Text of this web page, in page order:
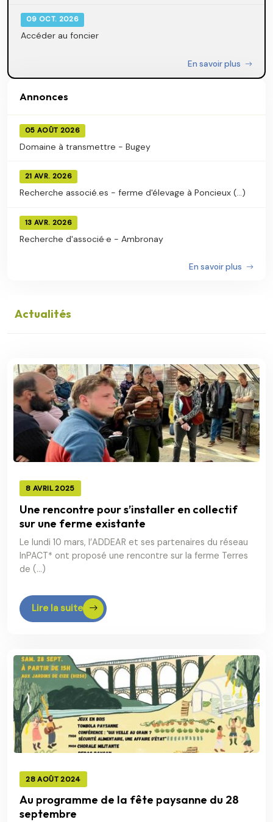
09 OCT. 2026
Accéder au foncier
En savoir plus
Annonces
05 AOÛT 2026
Domaine à transmettre - Bugey
21 AVR. 2026
Recherche associé.es - ferme d'élevage à Poncieux (...)
13 AVR. 2026
Recherche d'associé·e - Ambronay
En savoir plus
Actualités
8 AVRIL 2025
Une rencontre pour s’installer en collectif
sur une ferme existante
Le lundi 10 mars, l’ADDEAR et ses partenaires du réseau
InPACT* ont proposé une rencontre sur la ferme Terres
de (…)
Lire la suite
28 AOÛT 2024
Au programme de la fête paysanne du 28
septembre